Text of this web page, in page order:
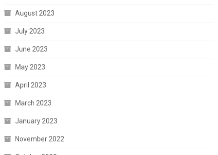
August 2023
July 2023
June 2023
May 2023
April 2023
March 2023
January 2023
November 2022